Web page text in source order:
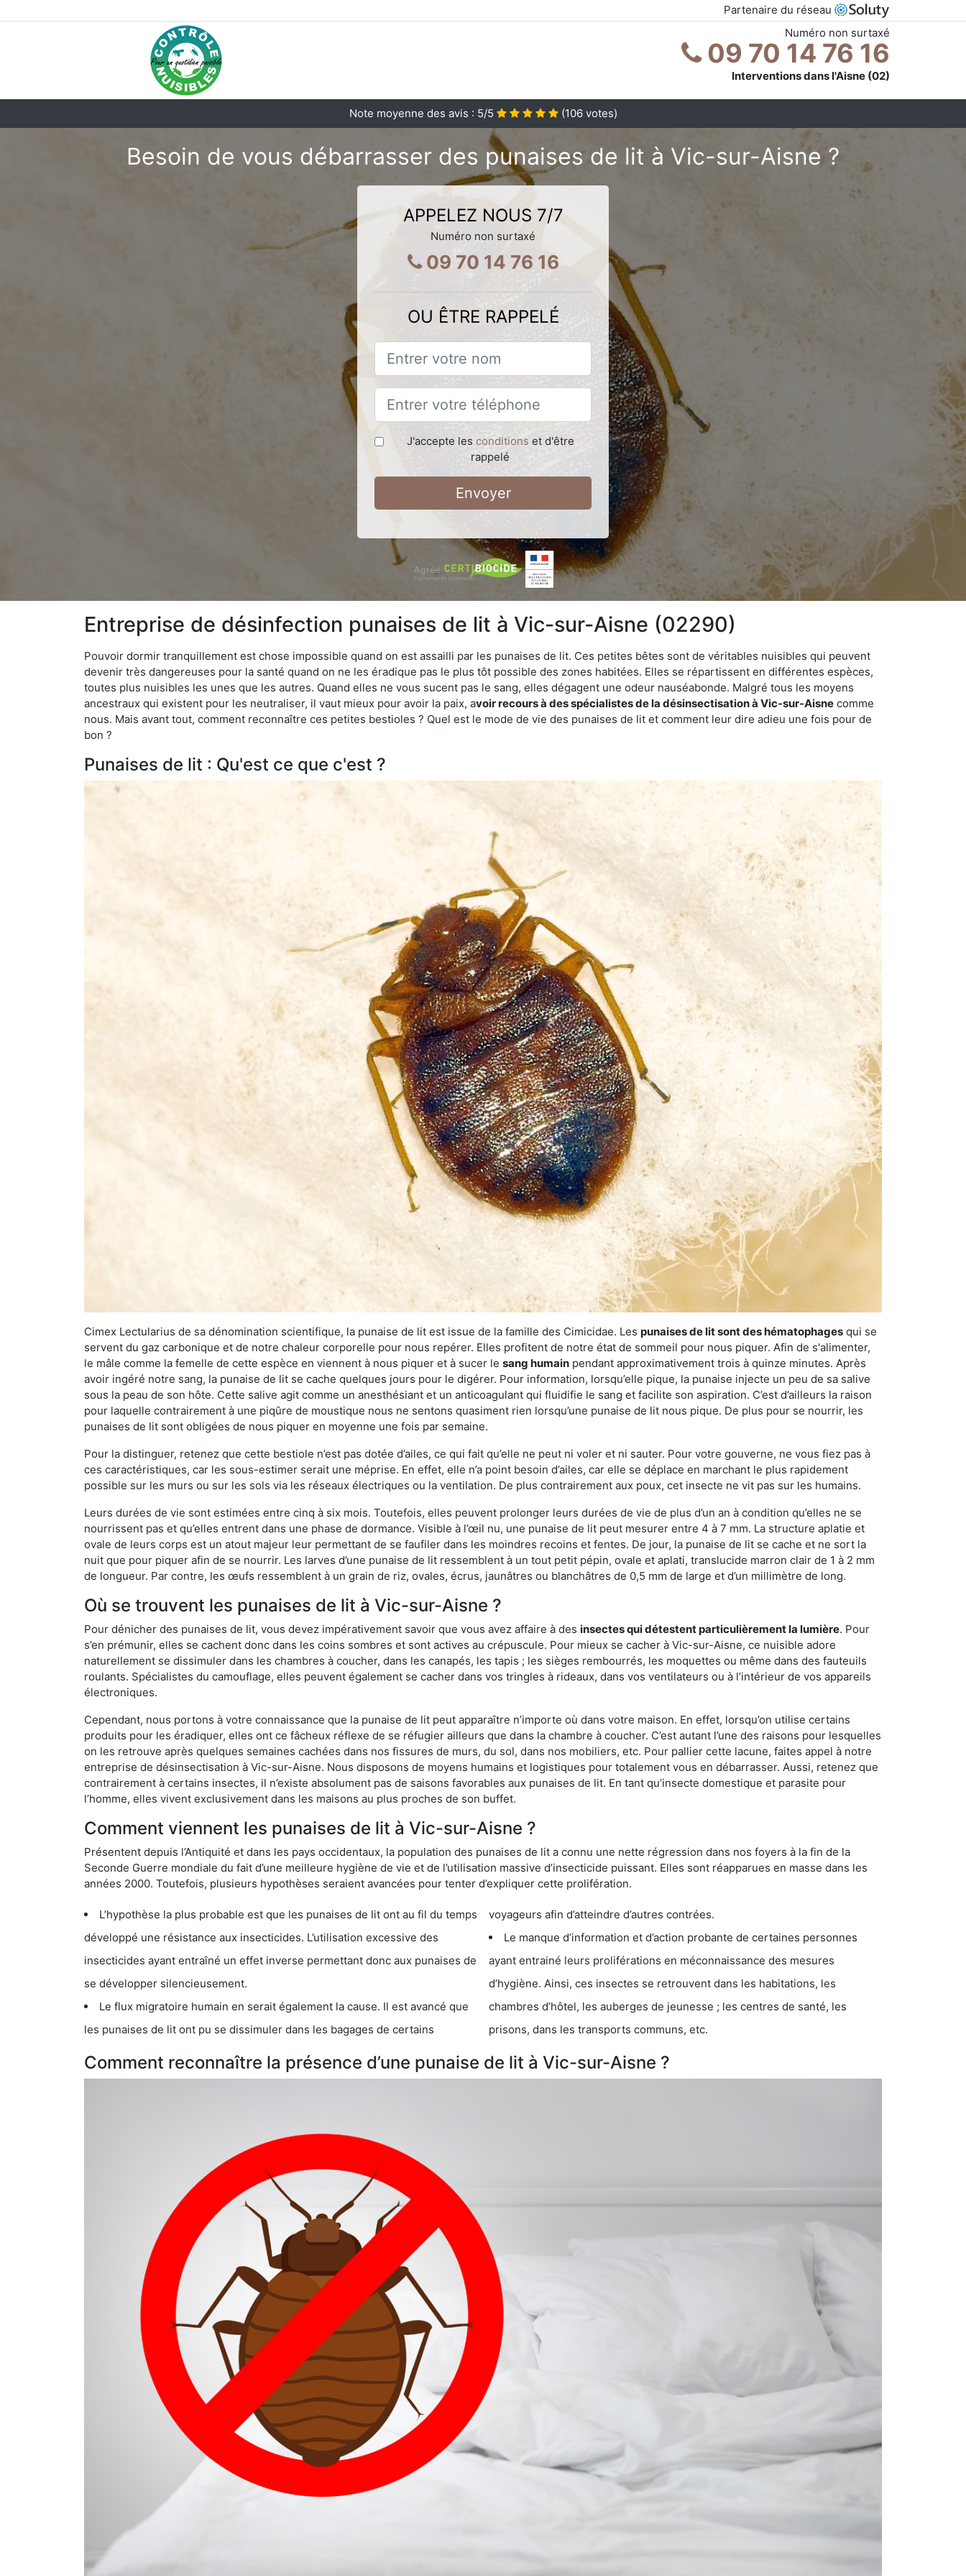
Partenaire du réseau
Numéro non surtaxé
09 70 14 76 16
Interventions dans l'Aisne (02)
Note moyenne des avis : 5/5 (106votes)
Besoin de vous débarrasser des punaises de lit à Vic-sur-Aisne ?
APPELEZ NOUS 7/7
Numéro non surtaxé
09 70 14 76 16
OU ÊTRE RAPPELÉ
J'accepte les conditions et d'être
rappelé
Envoyer
Entreprise de désinfection punaises de lit à Vic-sur-Aisne (02290)
Pouvoir dormir tranquillement est chose impossible quand on est assailli par les punaises de lit. Ces petites bêtes sont de véritables nuisibles qui peuvent
devenir très dangereuses pour la santé quand on ne les éradique pas le plus tôt possible des zones habitées. Elles se répartissent en différentes espèces,
toutes plus nuisibles les unes que les autres. Quand elles ne vous sucent pas le sang, elles dégagent une odeur nauséabonde. Malgré tous les moyens
ancestraux qui existent pour les neutraliser, il vaut mieux pour avoir la paix, avoir recours à des spécialistes de la désinsectisation à Vic-sur-Aisne comme
nous. Mais avant tout, comment reconnaître ces petites bestioles ? Quel est le mode de vie des punaises de lit et comment leur dire adieu une fois pour de
bon ?
Punaises de lit : Qu'est ce que c'est ?
Cimex Lectularius de sa dénomination scientifique, la punaise de lit est issue de la famille des Cimicidae. Les punaises de lit sont des hématophages qui se
servent du gaz carbonique et de notre chaleur corporelle pour nous repérer. Elles profitent de notre état de sommeil pour nous piquer. Afin de s'alimenter,
le mâle comme la femelle de cette espèce en viennent à nous piquer et à sucer le sang humain pendant approximativement trois à quinze minutes. Après
avoir ingéré notre sang, la punaise de lit se cache quelques jours pour le digérer. Pour information, lorsqu’elle pique, la punaise injecte un peu de sa salive
sous la peau de son hôte. Cette salive agit comme un anesthésiant et un anticoagulant qui fluidifie le sang et facilite son aspiration. C’est d’ailleurs la raison
pour laquelle contrairement à une piqûre de moustique nous ne sentons quasiment rien lorsqu’une punaise de lit nous pique. De plus pour se nourrir, les
punaises de lit sont obligées de nous piquer en moyenne une fois par semaine.
Pour la distinguer, retenez que cette bestiole n’est pas dotée d’ailes, ce qui fait qu’elle ne peut ni voler et ni sauter. Pour votre gouverne, ne vous fiez pas à
ces caractéristiques, car les sous-estimer serait une méprise. En effet, elle n’a point besoin d’ailes, car elle se déplace en marchant le plus rapidement
possible sur les murs ou sur les sols via les réseaux électriques ou la ventilation. De plus contrairement aux poux, cet insecte ne vit pas sur les humains.
Leurs durées de vie sont estimées entre cinq à six mois. Toutefois, elles peuvent prolonger leurs durées de vie de plus d’un an à condition qu’elles ne se
nourrissent pas et qu’elles entrent dans une phase de dormance. Visible à l’œil nu, une punaise de lit peut mesurer entre 4 à 7 mm. La structure aplatie et
ovale de leurs corps est un atout majeur leur permettant de se faufiler dans les moindres recoins et fentes. De jour, la punaise de lit se cache et ne sort la
nuit que pour piquer afin de se nourrir. Les larves d’une punaise de lit ressemblent à un tout petit pépin, ovale et aplati, translucide marron clair de 1 à 2 mm
de longueur. Par contre, les œufs ressemblent à un grain de riz, ovales, écrus, jaunâtres ou blanchâtres de 0,5 mm de large et d’un millimètre de long.
Où se trouvent les punaises de lit à Vic-sur-Aisne ?
Pour dénicher des punaises de lit, vous devez impérativement savoir que vous avez affaire à des insectes qui détestent particulièrement la lumière. Pour
s’en prémunir, elles se cachent donc dans les coins sombres et sont actives au crépuscule. Pour mieux se cacher à Vic-sur-Aisne, ce nuisible adore
naturellement se dissimuler dans les chambres à coucher, dans les canapés, les tapis ; les sièges rembourrés, les moquettes ou même dans des fauteuils
roulants. Spécialistes du camouflage, elles peuvent également se cacher dans vos tringles à rideaux, dans vos ventilateurs ou à l’intérieur de vos appareils
électroniques.
Cependant, nous portons à votre connaissance que la punaise de lit peut apparaître n’importe où dans votre maison. En effet, lorsqu’on utilise certains
produits pour les éradiquer, elles ont ce fâcheux réflexe de se réfugier ailleurs que dans la chambre à coucher. C’est autant l’une des raisons pour lesquelles
on les retrouve après quelques semaines cachées dans nos fissures de murs, du sol, dans nos mobiliers, etc. Pour pallier cette lacune, faites appel à notre
entreprise de désinsectisation à Vic-sur-Aisne. Nous disposons de moyens humains et logistiques pour totalement vous en débarrasser. Aussi, retenez que
contrairement à certains insectes, il n’existe absolument pas de saisons favorables aux punaises de lit. En tant qu’insecte domestique et parasite pour
l’homme, elles vivent exclusivement dans les maisons au plus proches de son buffet.
Comment viennent les punaises de lit à Vic-sur-Aisne ?
Présentent depuis l’Antiquité et dans les pays occidentaux, la population des punaises de lit a connu une nette régression dans nos foyers à la fin de la
Seconde Guerre mondiale du fait d’une meilleure hygiène de vie et de l’utilisation massive d’insecticide puissant. Elles sont réapparues en masse dans les
années 2000. Toutefois, plusieurs hypothèses seraient avancées pour tenter d’expliquer cette prolifération.
L’hypothèse la plus probable est que les punaises de lit ont au fil du temps
développé une résistance aux insecticides. L’utilisation excessive des
insecticides ayant entraîné un effet inverse permettant donc aux punaises de
se développer silencieusement.
Le flux migratoire humain en serait également la cause. Il est avancé que
les punaises de lit ont pu se dissimuler dans les bagages de certains
voyageurs afin d’atteindre d’autres contrées.
Le manque d’information et d’action probante de certaines personnes
ayant entrainé leurs proliférations en méconnaissance des mesures
d’hygiène. Ainsi, ces insectes se retrouvent dans les habitations, les
chambres d’hôtel, les auberges de jeunesse ; les centres de santé, les
prisons, dans les transports communs, etc.
Comment reconnaître la présence d’une punaise de lit à Vic-sur-Aisne ?